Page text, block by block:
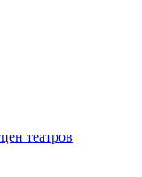
театров